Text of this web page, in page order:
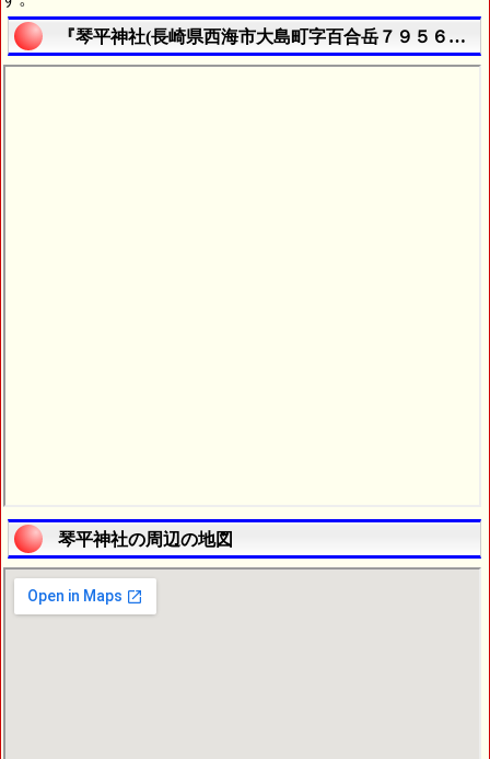
『琴平神社(長崎県西海市大島町字百合岳７９５６番
琴平神社の周辺の地図